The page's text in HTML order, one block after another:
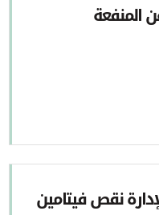
المنفعة
نقص فيتامين